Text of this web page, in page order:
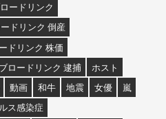
ードリンク
ドリンク 倒産
ドリンク 株価
ブロードリンク 逮捕
ホスト
動画 和牛 地震 女優
嵐
ス感染症